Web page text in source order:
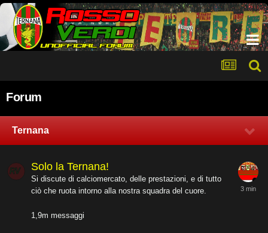
Forum
Ternana
Solo la Ternana!
Si discute di calciomercato, delle prestazioni, e di tutto
ciò che ruota intorno alla nostra squadra del cuore.
1,9m messaggi